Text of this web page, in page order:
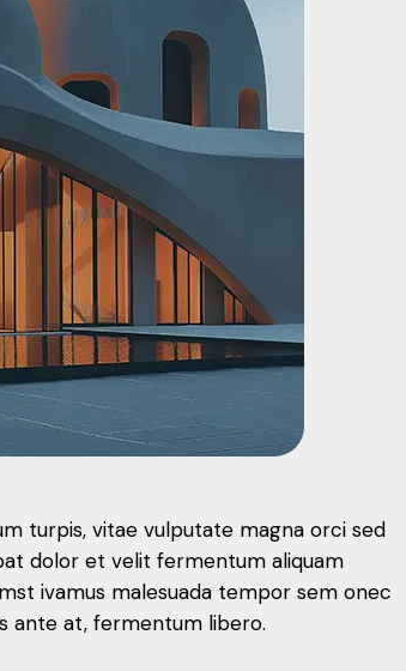
turpis, vitae vulputate magna orci sed
dolor et velit fermentum aliquam
ivamus malesuada tempor sem onec
ante at, fermentum libero.